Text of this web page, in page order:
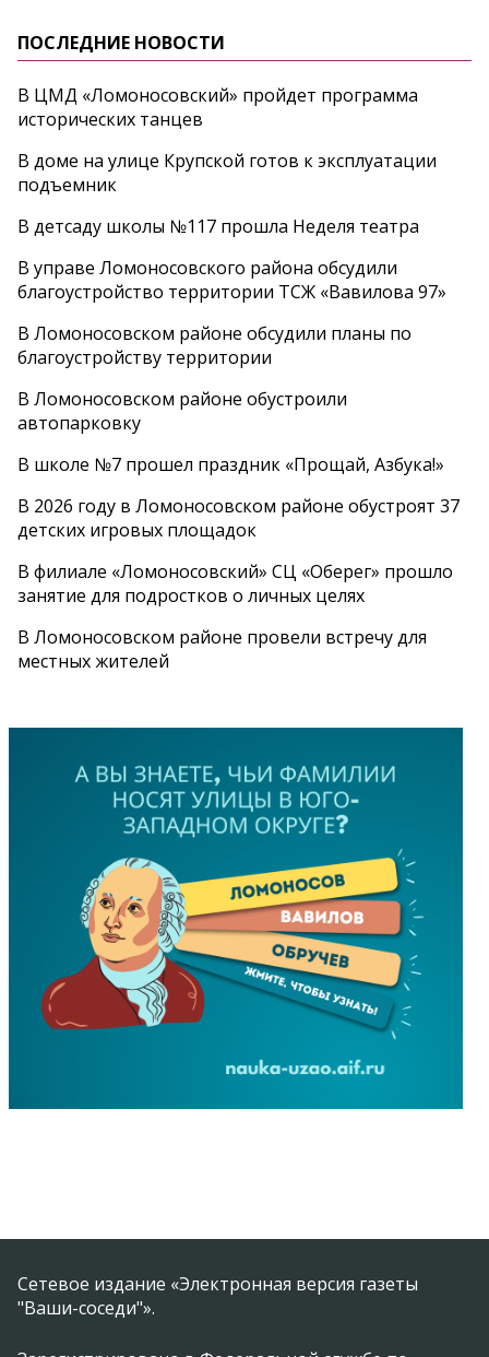
ПОСЛЕДНИЕ НОВОСТИ
В ЦМД «Ломоносовский» пройдет программа
исторических танцев
В доме на улице Крупской готов к эксплуатации
подъемник
В детсаду школы №117 прошла Неделя театра
В управе Ломоносовского района обсудили
благоустройство территории ТСЖ «Вавилова 97»
В Ломоносовском районе обсудили планы по
благоустройству территории
В Ломоносовском районе обустроили
автопарковку
В школе №7 прошел праздник «Прощай, Азбука!»
В 2026 году в Ломоносовском районе обустроят 37
детских игровых площадок
В филиале «Ломоносовский» СЦ «Оберег» прошло
занятие для подростков о личных целях
В Ломоносовском районе провели встречу для
местных жителей
Сетевое издание «Электронная версия газеты
"Ваши-соседи"».